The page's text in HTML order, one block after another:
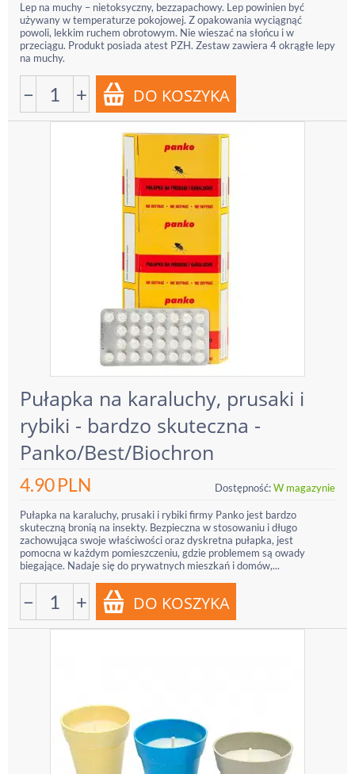
Lep na muchy – nietoksyczny, bezzapachowy. Lep powinien być
używany w temperaturze pokojowej. Z opakowania wyciągnąć
powoli, lekkim ruchem obrotowym. Nie wieszać na słońcu i w
przeciągu. Produkt posiada atest PZH. Zestaw zawiera 4 okrągłe lepy
na muchy.
− +
Pułapka na karaluchy, prusaki i
rybiki - bardzo skuteczna -
Panko/Best/Biochron
4.90PLN Dostępność:W magazynie
Pułapka na karaluchy, prusaki i rybiki firmy Panko jest bardzo
skuteczną bronią na insekty. Bezpieczna w stosowaniu i długo
zachowująca swoje właściwości oraz dyskretna pułapka, jest
pomocna w każdym pomieszczeniu, gdzie problemem są owady
biegające. Nadaje się do prywatnych mieszkań i domów,...
− +